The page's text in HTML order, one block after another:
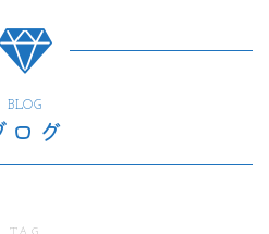
BLOG
ログ